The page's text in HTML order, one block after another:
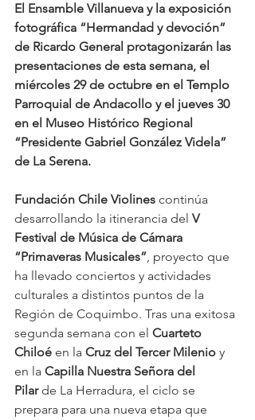
El Ensamble Villanueva y la exposición
fotográfica “Hermandad y devoción”
de Ricardo General protagonizarán las
presentaciones de esta semana, el
miércoles 29 de octubre en el Templo
Parroquial de Andacollo y el jueves 30
en el Museo Histórico Regional
“Presidente Gabriel González Videla”
de La Serena.
Fundación Chile Violines continúa
desarrollando la itinerancia del V
Festival de Música de Cámara
“Primaveras Musicales”, proyecto que
ha llevado conciertos y actividades
culturales a distintos puntos de la
Región de Coquimbo. Tras una exitosa
segunda semana con el Cuarteto
Chiloé en la Cruz del Tercer Milenio y
en la Capilla Nuestra Señora del
Pilar de La Herradura, el ciclo se
prepara para una nueva etapa que